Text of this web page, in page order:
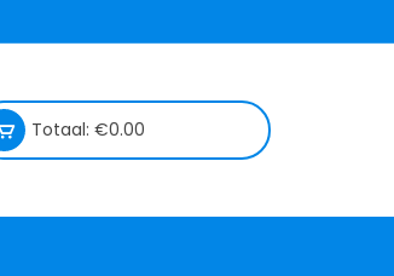
Totaal: €0.00